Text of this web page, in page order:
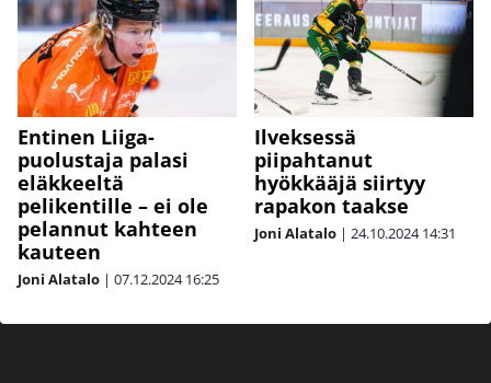
Entinen Liiga-
puolustaja palasi
eläkkeeltä
pelikentille – ei ole
pelannut kahteen
kauteen
Joni Alatalo | 07.12.2024 16:25
Ilveksessä
piipahtanut
hyökkääjä siirtyy
rapakon taakse
Joni Alatalo | 24.10.2024 14:31